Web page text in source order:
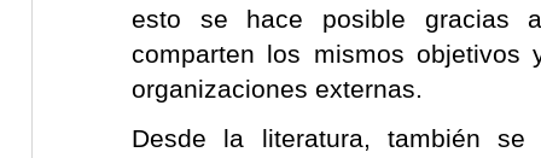
esto se hace posible gracias
comparten los mismos objetivos
organizaciones externas.
Desde la literatura, también